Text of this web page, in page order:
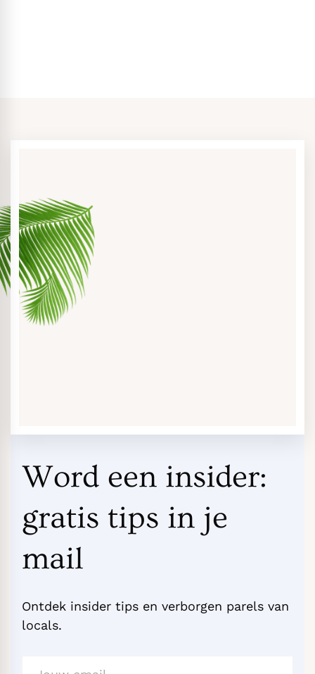
Word een insider:
gratis tips in je
mail
Ontdek insider tips en verborgen parels van
locals.